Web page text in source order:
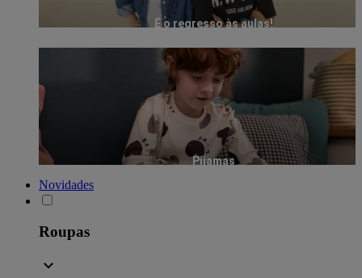
É o regresso às aulas!
Pijamas
Novidades
Roupas